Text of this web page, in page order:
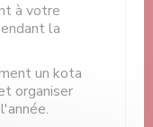
à votre
la
un kota
organiser